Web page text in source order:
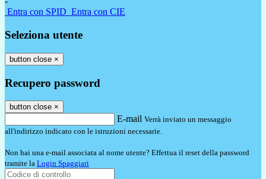
Entra con SPID Entra con CIE
Seleziona utente
button close ×
Recupero password
button close ×
E-mail Verrà inviato un messaggio
all'indirizzo indicato con le istruzioni necessarie.
Non hai una e-mail associata al nome utente? Effettua il reset della password
tramite la Login Spaggiari